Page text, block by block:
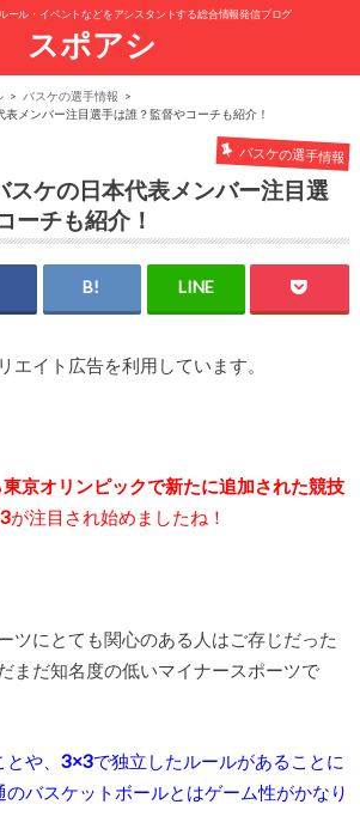
ール・イベントなどをアシスタントする総合情報発信ブログ
スポアシ
バスケの選手情報
メンバー注目選手は誰？監督やコーチも紹介！
バスケの選手情報
スケの日本代表メンバー注目選
ーチも紹介！
イト広告を利用しています。
東京オリンピックで新たに追加された競技
が注目され始めましたね！
ツにとても関心のある人はご存じだった
まだ知名度の低いマイナースポーツで
や、 3×3で独立したルールがあることに
バスケットボールとはゲーム性がかなり